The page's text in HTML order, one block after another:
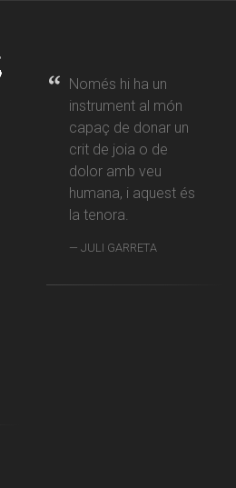
Només hi ha un
instrument al món
capaç de donar un
crit de joia o de
dolor amb veu
humana, i aquest és
la tenora.
JULI GARRETA